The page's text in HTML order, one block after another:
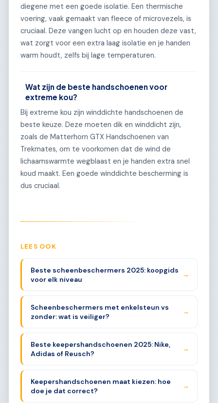
diegene met een goede isolatie. Een thermische
voering, vaak gemaakt van fleece of microvezels, is
cruciaal. Deze vangen lucht op en houden deze vast,
wat zorgt voor een extra laag isolatie en je handen
warm houdt, zelfs bij lage temperaturen.
Wat zijn de beste handschoenen voor
extreme kou?
Bij extreme kou zijn winddichte handschoenen de
beste keuze. Deze moeten dik en winddicht zijn,
zoals de Matterhorn GTX Handschoenen van
Trekmates, om te voorkomen dat de wind de
lichaamswarmte wegblaast en je handen extra snel
koud maakt. Een goede winddichte bescherming is
dus cruciaal.
LEES OOK
Beste scheenbeschermers 2025: koopgids
voor elk niveau
→
Scheenbeschermers met enkelsteun vs
zonder: wat is veiliger?
→
Beste keepershandschoenen 2025: Nike,
Adidas of Reusch?
→
Keepershandschoenen maat kiezen: hoe
doe je dat correct?
→